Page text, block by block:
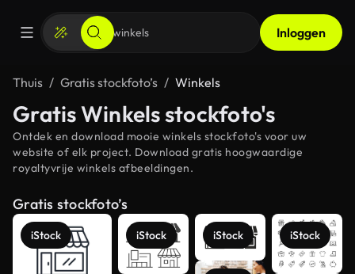
Inloggen
Thuis Gratis stockfoto’s Winkels
Gratis Winkels stockfoto's
Ontdek en download mooie winkels stockfoto's voor uw
website of elk project. Download gratis hoogwaardige
royaltyvrije winkels afbeeldingen.
Gratis stockfoto’s
iStock iStock iStock iStock